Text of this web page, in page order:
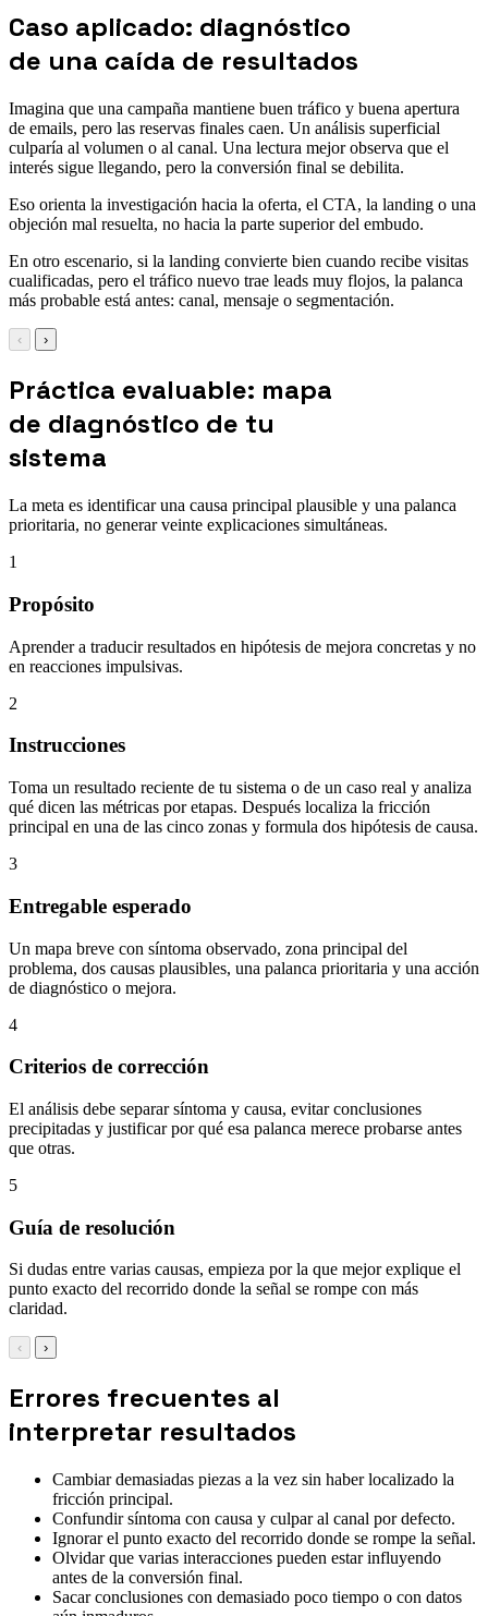
Caso aplicado: diagnóstico
de una caída de resultados
Imagina que una campaña mantiene buen tráfico y buena apertura
de emails, pero las reservas finales caen. Un análisis superficial
culparía al volumen o al canal. Una lectura mejor observa que el
interés sigue llegando, pero la conversión final se debilita.
Eso orienta la investigación hacia la oferta, el CTA, la landing o una
objeción mal resuelta, no hacia la parte superior del embudo.
En otro escenario, si la landing convierte bien cuando recibe visitas
cualificadas, pero el tráfico nuevo trae leads muy flojos, la palanca
más probable está antes: canal, mensaje o segmentación.
‹ ›
Práctica evaluable: mapa
de diagnóstico de tu
sistema
La meta es identificar una causa principal plausible y una palanca
prioritaria, no generar veinte explicaciones simultáneas.
1
Propósito
Aprender a traducir resultados en hipótesis de mejora concretas y no
en reacciones impulsivas.
2
Instrucciones
Toma un resultado reciente de tu sistema o de un caso real y analiza
qué dicen las métricas por etapas. Después localiza la fricción
principal en una de las cinco zonas y formula dos hipótesis de causa.
3
Entregable esperado
Un mapa breve con síntoma observado, zona principal del
problema, dos causas plausibles, una palanca prioritaria y una acción
de diagnóstico o mejora.
4
Criterios de corrección
El análisis debe separar síntoma y causa, evitar conclusiones
precipitadas y justificar por qué esa palanca merece probarse antes
que otras.
5
Guía de resolución
Si dudas entre varias causas, empieza por la que mejor explique el
punto exacto del recorrido donde la señal se rompe con más
claridad.
‹ ›
Errores frecuentes al
interpretar resultados
Cambiar demasiadas piezas a la vez sin haber localizado la
fricción principal.
Confundir síntoma con causa y culpar al canal por defecto.
Ignorar el punto exacto del recorrido donde se rompe la señal.
Olvidar que varias interacciones pueden estar influyendo
antes de la conversión final.
Sacar conclusiones con demasiado poco tiempo o con datos